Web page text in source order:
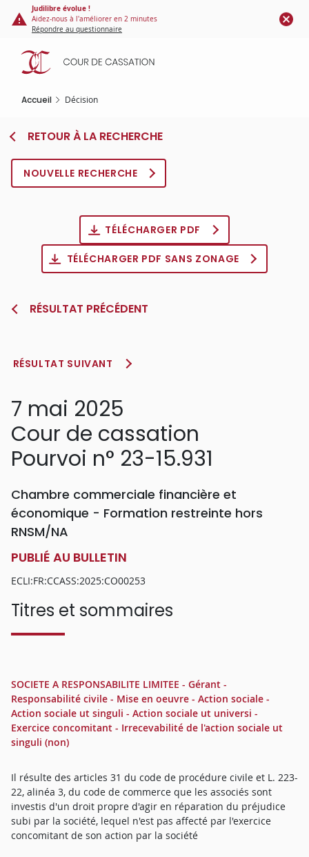
Panneau de gestion des cookies
contenu
principal
Judilibre évolue !
Aidez-nous à l'améliorer en 2 minutes
Répondre au questionnaire
Accueil Décision
RETOUR À LA RECHERCHE
NOUVELLE RECHERCHE
TÉLÉCHARGER PDF
TÉLÉCHARGER PDF SANS ZONAGE
RÉSULTAT PRÉCÉDENT
RÉSULTAT SUIVANT
7 mai 2025
Cour de cassation
Pourvoi n° 23-15.931
Chambre commerciale financière et
économique - Formation restreinte hors
RNSM/NA
PUBLIÉ AU BULLETIN
ECLI:FR:CCASS:2025:CO00253
Titres et sommaires
SOCIETE A RESPONSABILITE LIMITEE - Gérant -
Responsabilité civile - Mise en oeuvre - Action sociale -
Action sociale ut singuli - Action sociale ut universi -
Exercice concomitant - Irrecevabilité de l'action sociale ut
singuli (non)
Il résulte des articles 31 du code de procédure civile et L. 223-
22, alinéa 3, du code de commerce que les associés sont
investis d'un droit propre d'agir en réparation du préjudice
subi par la société, lequel n'est pas affecté par l'exercice
concomitant de son action par la société